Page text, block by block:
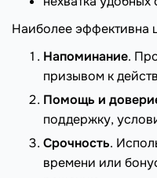
Наиболее эффективна
Напоминание.
призывом к
Помощь и
поддержку,
Срочность.
времени или